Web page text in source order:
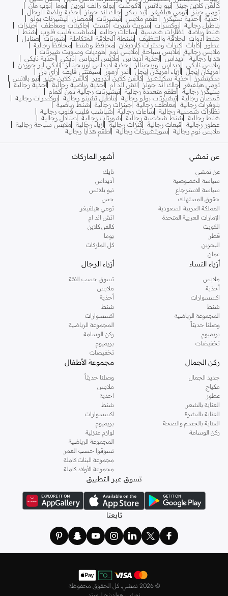
كالفن كلاين جينز نيو بالانس لاكوست بولو رالف لورين بوما
توب مان
تومي جينز تومي هيلفيغر تيد بيكر جاك اند جونز
أحذية رياضة للرجال
احذية
احذية سنيكرز أطقم ملابس تيشيرتات قمصان تيشيرتات بولو
بناطيل رجالية بوكسرات سويت شيرت فست جاكيتات ومعاطف جينزات
شنط رياضة نظارات شمسية ساعات رجاليه شباشب فليب فلوب
شنط
شنط أدوات الحلاقة والتنظيف
شنطة الحلاقة المتكاملة شورتات صنادل
عطور
كابات كنزات وسترات كارديغان محافظ وشنط محافظ رجالية
ملابس رجالية ملابس سباحة ملابس نوم هوديات وسويت شيرتات
هدايا رجالية أديداس أحذية أديداس ملابس أديداس نايكي أحذبة نايكي
ملابس نايكي أديداس أوريجينالز أحذية أديداس أوريجينالز
نايكي اير جوردن
أمريكان إيجل أزياء أمريكان إيجل أندر آرمور سيفنتي فايف راي بان
سكيتشرز
أحذية سكيتشرز كالفن كلاين اندروير كالفن كلاين جينز
نيو بالانس
تومي هيلفيغر
جاك اند جونز اتش اند ام أحذية رياضية رجالية أحذية رجالية
سنيكرز رجالية أطقم متعددة رجالية تيشيرتات رجالية دون أكمام
قمصان رجالية تيشيرتات بولو رجالية بناطيل تشينو رجالية بوكسرات رجالية
بلوفرات رجالية معاطف رجالية جينزات رجالية
شنط رياضية
نظارات شمسية رجالية
ساعات رجالية
شباشب فليب فلوب رجالية
شنط رجالية
شنط شخصية رجالية شورتات رجالية صنادل رجالية
عطور رجالية
قبعات رجالية كنزات رجالية أزياء رجالية ملابس سباحة رجالية
ملابس نوم رجالية
سويتشيرتات رجالية أطقم هدايا رجالية
عن نمشي
عن نمشي
سياسة الخصوصية
سياسة الاسترجاع
حقوق المستهلك
المملكة العربية السعودية
الإمارات العربية المتحدة
الكويت
قطر
البحرين
عمان
أشهر الماركات
نايك
أديداس
نيو بالانس
جس
تومي هيلفيغر
اتش اند ام
كالفن كلاين
بوما
كل الماركات
أزياء النساء
ملابس
أحذية
اكسسوارات
شنط
المجموعة الرياضية
وصلنا حديثاً
بريميوم
تخفيضات
أزياء الرجال
تسوق حسب الفئة
ملابس
أحذية
شنط
اكسسوارات
المجموعة الرياضية
ركن الوسامة
بريميوم
تخفيضات
ركن الجمال
جديد الجمال
مكياج
عطور
العناية بالشعر
العناية بالبشرة
العناية بالجسم والصحة
ركن الوسامة
مجموعة الأطفال
وصلنا حديثاً
ملابس
احذية
شنط
اكسسوارات
بريميوم
لوازم منزلية
المجموعة الرياضية
تسوقوا حسب العمر
مجموعة البنات كاملة
مجموعة الأولاد كاملة
تسوق عبر التطبيق
تابعنا
© 2026 نمشي. كل الحقوق محفوظة